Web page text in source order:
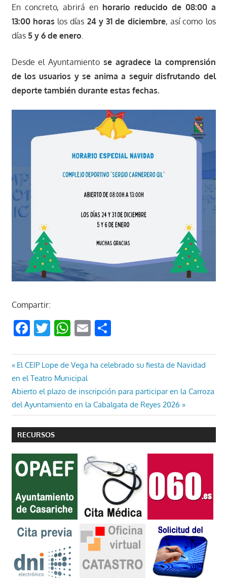
En concreto, abrirá en horario reducido de 08:00 a
13:00 horas los días 24 y 31 de diciembre, así como los
días 5 y 6 de enero.
Desde el Ayuntamiento se agradece la comprensión
de los usuarios y se anima a seguir disfrutando del
deporte también durante estas fechas.
Compartir:
Facebook
Twitter
WhatsApp
EmailCompartir
Navegación
de
entradas
Entrada
anterior:
El CEIP Lope de Vega ha celebrado su fiesta de Navidad
en el Teatro Municipal
Entrada
siguiente:
Abierto el plazo de inscripción para participar en la Carroza
del Ayuntamiento en la Cabalgata de Reyes 2026
RECURSOS